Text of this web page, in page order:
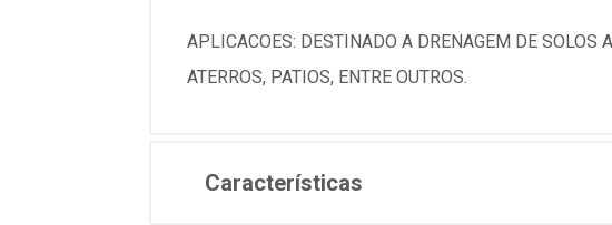
APLICACOES: DESTINADO A DRENAGEM DE SOLOS
ATERROS, PATIOS, ENTRE OUTROS.
Características